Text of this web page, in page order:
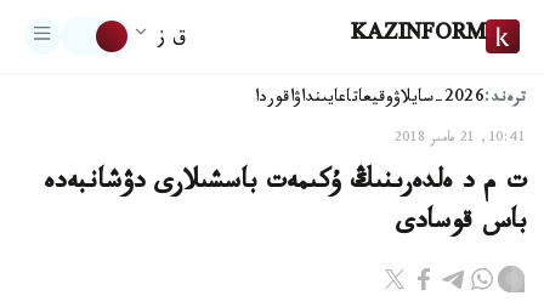
KAZINFORM ق ز
ترەند:2026-سايلاۋ وقيعاتاعايىنداۋاقوردا
10:41, 21 مامىر 2018
ت م د ەلدەرىنىڭ ۇكىمەت باسشىلارى دۋشانبەدە
باس قوسادى